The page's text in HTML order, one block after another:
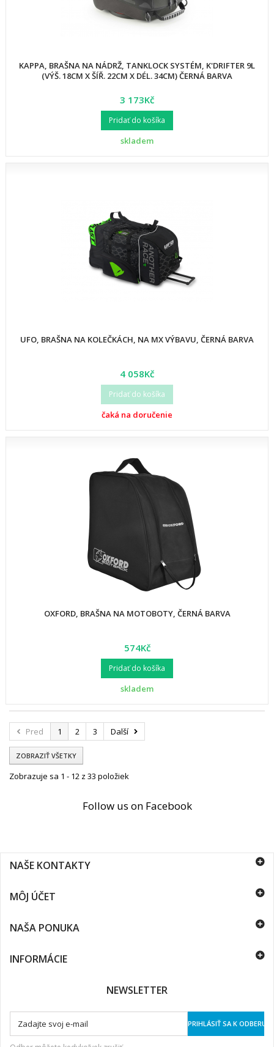
KAPPA, BRAŠNA NA NÁDRŽ, TANKLOCK SYSTÉM, K'DRIFTER 9L
(VÝŠ. 18CM X ŠÍŘ. 22CM X DÉL. 34CM) ČERNÁ BARVA
3 173Kč
Pridať do košíka
skladem
UFO, BRAŠNA NA KOLEČKÁCH, NA MX VÝBAVU, ČERNÁ BARVA
4 058Kč
Pridať do košíka
čaká na doručenie
OXFORD, BRAŠNA NA MOTOBOTY, ČERNÁ BARVA
574Kč
Pridať do košíka
skladem
Pred 1 2 3 Další
ZOBRAZIŤ VŠETKY
Zobrazuje sa 1 - 12 z 33 položiek
Follow us on Facebook
NAŠE KONTAKTY
MÔJ ÚČET
NAŠA PONUKA
INFORMÁCIE
NEWSLETTER
PRIHLÁSIŤ SA K ODBERU